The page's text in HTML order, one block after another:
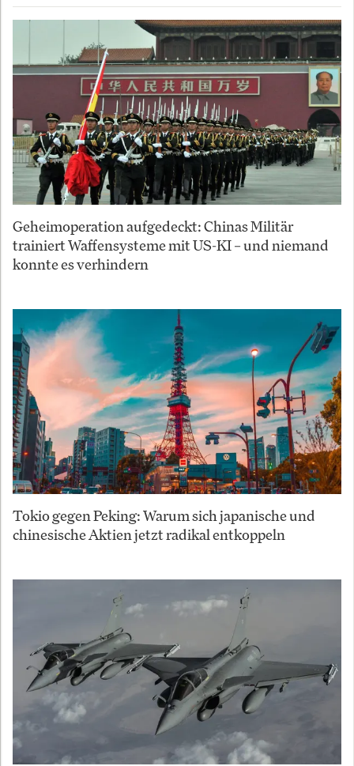
Geheimoperation aufgedeckt: Chinas Militär
trainiert Waffensysteme mit US-KI – und niemand
konnte es verhindern
Tokio gegen Peking: Warum sich japanische und
chinesische Aktien jetzt radikal entkoppeln